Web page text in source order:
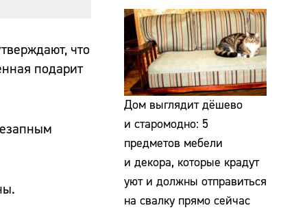
что
подарит
Дом выглядит дёшево
и старомодно: 5
предметов мебели
и декора, которые крадут
уют и должны отправиться
на свалку прямо сейчас